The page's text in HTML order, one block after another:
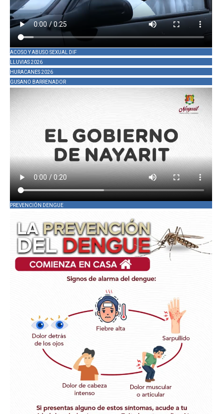
ACOSO Y ABUSO SEXUAL DIF
LLUVIAS 2026
HURACANES 2026
GUSANO BARRENADOR
PREVENCIÓN DENGUE